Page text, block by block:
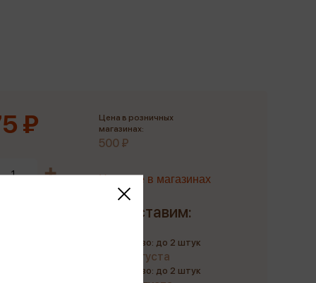
₽
Цена в розничных
магазинах:
500 ₽
Наличие в магазинах
Доставим:
Количество: до 2 штук
до 11 августа
Количество: до 2 штук